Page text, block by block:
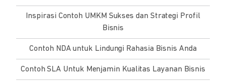
Inspirasi Contoh UMKM Sukses dan Strategi Profil
Bisnis
Contoh NDA untuk Lindungi Rahasia Bisnis Anda
Contoh SLA Untuk Menjamin Kualitas Layanan Bisnis